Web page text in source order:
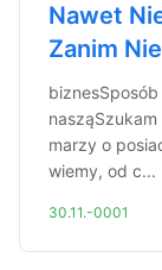
Nawet
Zanim
marzy o
wiemy, od c...
30.11.-0001